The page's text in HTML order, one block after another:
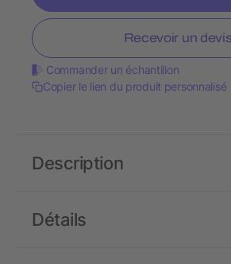
Recevoir un devis
Commander un échantillon
Copier le lien du produit personnalisé
Détails
Description